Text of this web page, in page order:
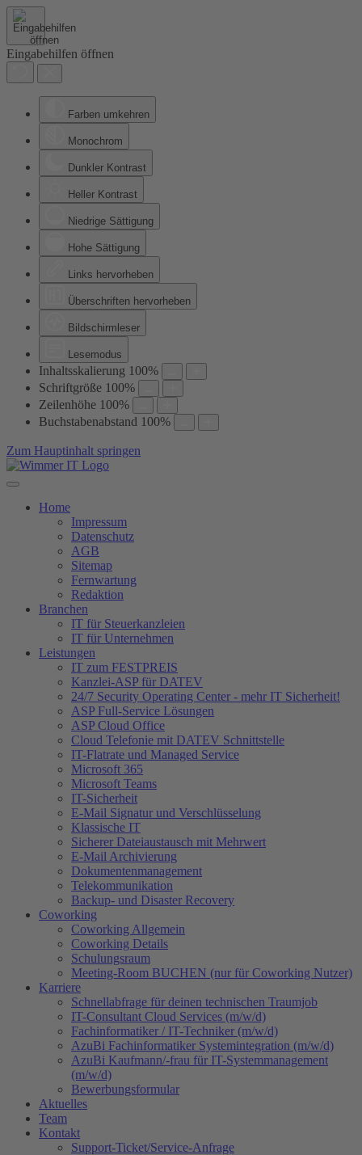
Eingabehilfen öffnen
Farben umkehren
Monochrom
Dunkler Kontrast
Heller Kontrast
Niedrige Sättigung
Hohe Sättigung
Links hervorheben
Überschriften hervorheben
Bildschirmleser
Lesemodus
Inhaltsskalierung 100%
Schriftgröße 100%
Zeilenhöhe 100%
Buchstabenabstand 100%
Zum Hauptinhalt springen
Home
Impressum
Datenschutz
AGB
Sitemap
Fernwartung
Redaktion
Branchen
IT für Steuerkanzleien
IT für Unternehmen
Leistungen
IT zum FESTPREIS
Kanzlei-ASP für DATEV
24/7 Security Operating Center - mehr IT Sicherheit!
ASP Full-Service Lösungen
ASP Cloud Office
Cloud Telefonie mit DATEV Schnittstelle
IT-Flatrate und Managed Service
Microsoft 365
Microsoft Teams
IT-Sicherheit
E-Mail Signatur und Verschlüsselung
Klassische IT
Sicherer Dateiaustausch mit Mehrwert
E-Mail Archivierung
Dokumentenmanagement
Telekommunikation
Backup- und Disaster Recovery
Coworking
Coworking Allgemein
Coworking Details
Schulungsraum
Meeting-Room BUCHEN (nur für Coworking Nutzer)
Karriere
Schnellabfrage für deinen technischen Traumjob
IT-Consultant Cloud Services (m/w/d)
Fachinformatiker / IT-Techniker (m/w/d)
AzuBi Fachinformatiker Systemintegration (m/w/d)
AzuBi Kaufmann/-frau für IT-Systemmanagement
(m/w/d)
Bewerbungsformular
Aktuelles
Team
Kontakt
Support-Ticket/Service-Anfrage